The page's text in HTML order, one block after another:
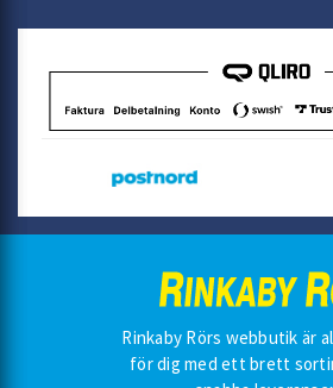
Rinkaby Rörs webbutik är
för dig med ett brett